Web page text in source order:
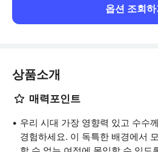
옵션 조회하
상품소개
매력포인트
우리 시대 가장 영향력 있고 수수
경험하세요. 이 독특한 배경에서